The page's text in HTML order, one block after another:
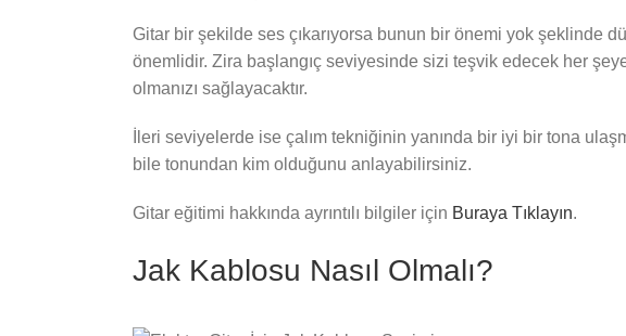
Gitar bir şekilde ses çıkarıyorsa bunun bir önemi yok şeklinde
önemlidir. Zira başlangıç seviyesinde sizi teşvik edecek her şeye
olmanızı sağlayacaktır.
İleri seviyelerde ise çalım tekniğinin yanında bir iyi bir tona
bile tonundan kim olduğunu anlayabilirsiniz.
Gitar eğitimi hakkında ayrıntılı bilgiler için Buraya Tıklayın.
Jak Kablosu Nasıl Olmalı?